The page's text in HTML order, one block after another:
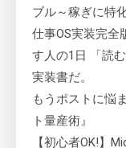
ブル～稼ぎに特
仕事OS実装完
す人の1日 「読
実装書だ。
もうポストに悩
ト量産術』
【初心者OK!】